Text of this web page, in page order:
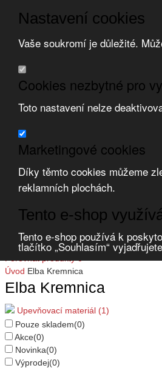
Nastavení cookies
Vaše soukromí je důležité.
Cookies nezbytné pro
Toto nastavení nelze
Marketingové cookies
Díky těmto cookies můžeme
reklamních plochách.
Tento e-shop
Tento e-shop používá k
tlačítko „Souhlasím“
Přeskočit na hlavní obsah Přeskočit
Obchodní podmínky
Registrace
Zvolte měnu:
Přihlásit uživatele
Úvod Elba Kremnica
Elba Kremnica
Upevňovací materiál (1)
Pouze skladem(0)
Akce(0)
Novinka(0)
Výprodej(0)